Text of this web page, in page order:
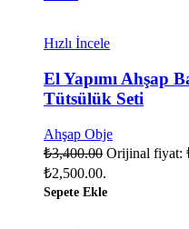
Hızlı İncele
El Yapımı Ahşap
Tütsülük Seti
Ahşap Obje
₺3,400.00 Orijinal fiyat:
₺2,500.00.
Sepete Ekle